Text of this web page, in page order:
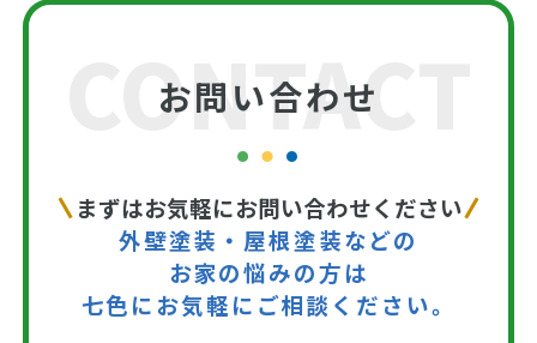
CONTACT
お問い合わせ
まずはお気軽にお問い合わせください
外壁塗装・屋根塗装などの
お家の悩みの方は
七色にお気軽にご相談ください。